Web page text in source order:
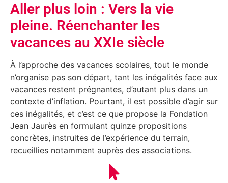
Aller plus loin : Vers la vie
pleine. Réenchanter les
vacances au XXIe siècle
À l’approche des vacances scolaires, tout le monde
n’organise pas son départ, tant les inégalités face aux
vacances restent prégnantes, d’autant plus dans un
contexte d’inflation. Pourtant, il est possible d’agir sur
ces inégalités, et c’est ce que propose la Fondation
Jean Jaurès en formulant quinze propositions
concrètes, instruites de l’expérience du terrain,
recueillies notamment auprès des associations.